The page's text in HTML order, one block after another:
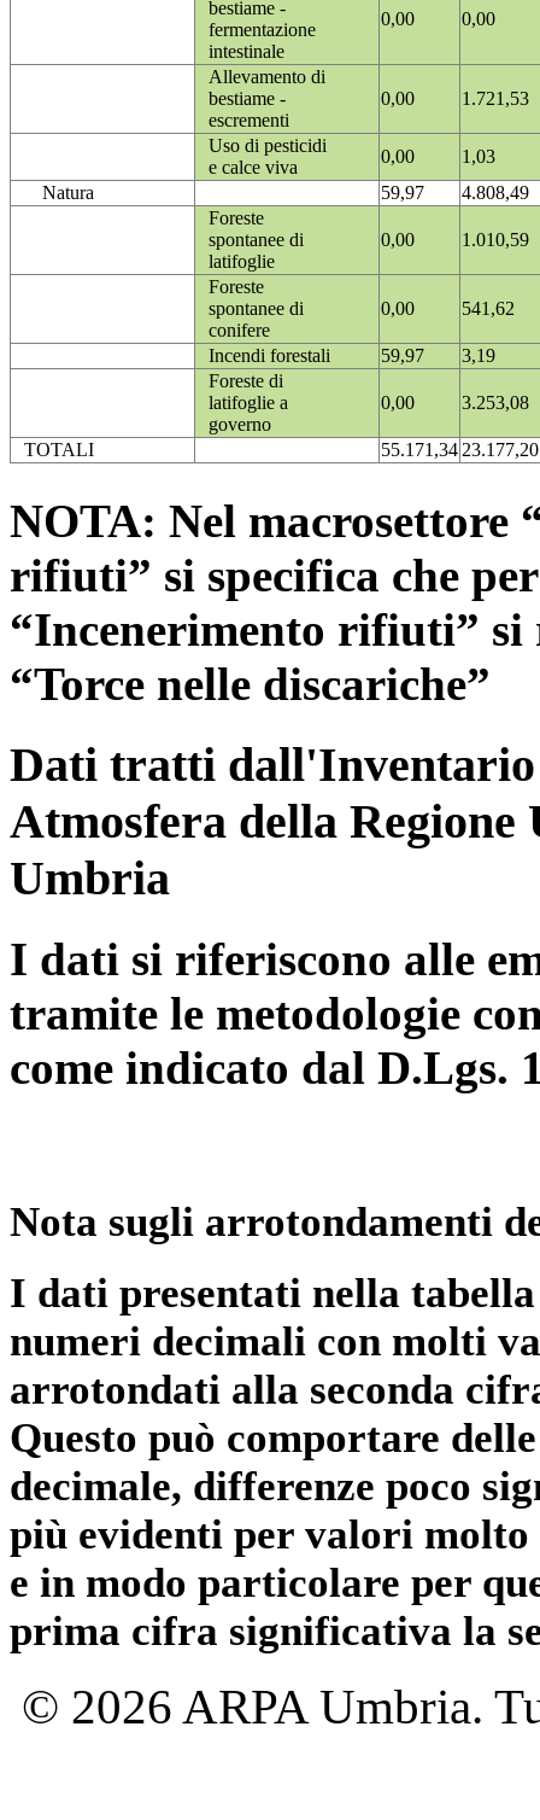
bestiame -
fermentazione
intestinale
0,00 0,00
Allevamento di
bestiame -
escrementi
0,00 1.721,53
Uso di pesticidi
e calce viva
0,00
1,03
Natura
59,97
4.808,49
Foreste
spontanee di
latifoglie
0,00 1.010,59
Foreste
spontanee di
conifere
0,00 541,62
Incendi forestali 59,97
3,19
Foreste di
latifoglie a
governo
0,00 3.253,08
TOTALI 55.171,3423.177,20
NOTA: Nel macrosettore
rifiuti” si specifica che
“Incenerimento rifiuti”
“Torce nelle discariche”
Dati tratti dall'Inventario
Atmosfera della
Umbria
I dati si riferiscono alle
tramite le metodologie
come indicato dal D.Lgs.
Nota sugli arrotondamenti
I dati presentati nella
numeri decimali con molti
arrotondati alla seconda
Questo può comportare
decimale, differenze poco
più evidenti per valori
e in modo particolare per
prima cifra significativa la
© 2026 ARPA Umbria.